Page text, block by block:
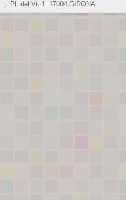
Pl. del Vi, 1. 17004 GIRONA